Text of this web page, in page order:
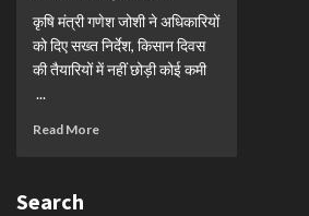
कृषि मंत्री गणेश जोशी ने अधिकारियों
को दिए सख्त निर्देश, किसान दिवस
की तैयारियों में नहीं छोड़ी कोई कमी
...
Read More
Search